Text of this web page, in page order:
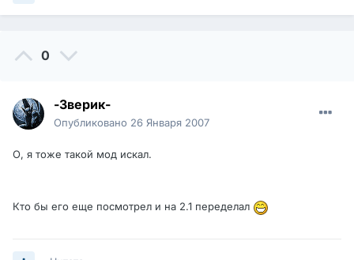
0
-Зверик-
Опубликовано 26 Января 2007
О, я тоже такой мод искал.
Кто бы его еще посмотрел и на 2.1 переделал